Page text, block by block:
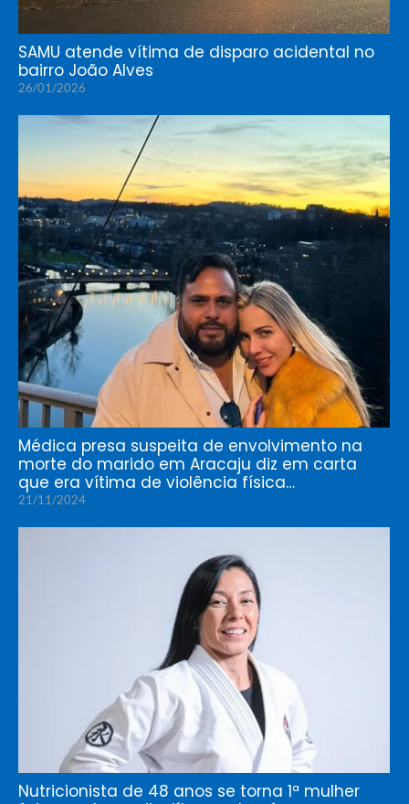
SAMU atende vítima de disparo acidental no
bairro João Alves
26/01/2026
Médica presa suspeita de envolvimento na
morte do marido em Aracaju diz em carta
que era vítima de violência física…
21/11/2024
Nutricionista de 48 anos se torna 1ª mulher